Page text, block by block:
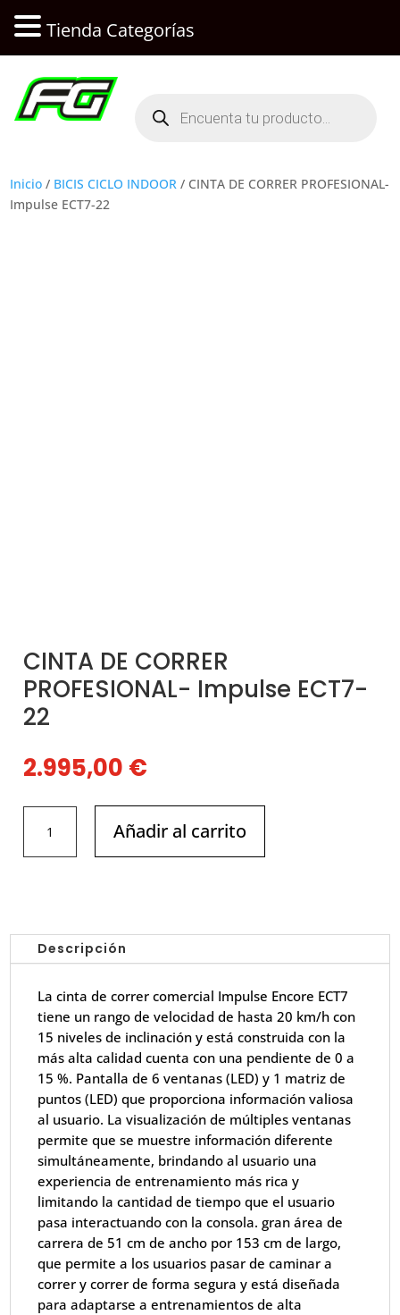
productos
Inicio / BICIS CICLO INDOOR / CINTA DE CORRER PROFESIONAL-
Impulse ECT7-22
CINTA DE CORRER
PROFESIONAL- Impulse ECT7-
22
2.995,00 €
CORRER
22
cantidad
Añadir al carrito
Descripción
La cinta de correr comercial Impulse Encore ECT7
tiene un rango de velocidad de hasta 20 km/h con
15 niveles de inclinación y está construida con la
más alta calidad cuenta con una pendiente de 0 a
15 %. Pantalla de 6 ventanas (LED) y 1 matriz de
puntos (LED) que proporciona información valiosa
al usuario. La visualización de múltiples ventanas
permite que se muestre información diferente
simultáneamente, brindando al usuario una
experiencia de entrenamiento más rica y
limitando la cantidad de tiempo que el usuario
pasa interactuando con la consola. gran área de
carrera de 51 cm de ancho por 153 cm de largo,
que permite a los usuarios pasar de caminar a
correr y correr de forma segura y está diseñada
para adaptarse a entrenamientos de alta
Tienda Categorías